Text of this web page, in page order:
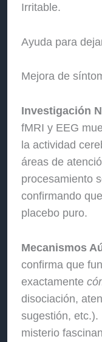
Irritable.
Ayuda para
Mejora de
Investigación
fMRI y EEG
la actividad
áreas de
procesamiento
confirmando
placebo puro.
Mecanismos
confirma que
exactamente
disociación,
sugestión, etc.).
misterio